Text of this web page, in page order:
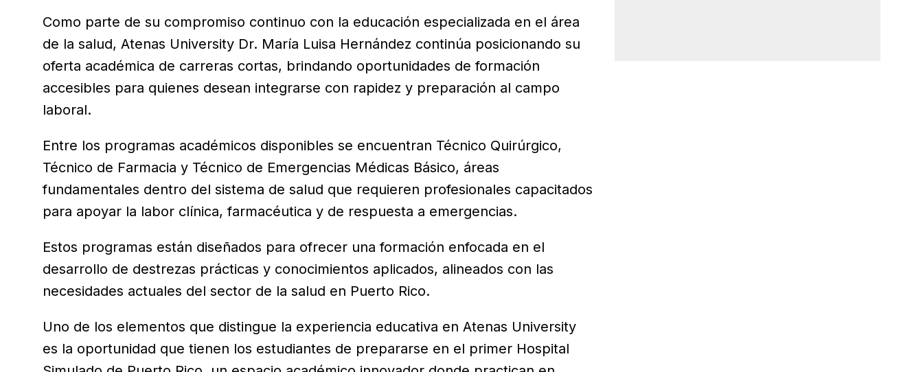
Como parte de su compromiso continuo con la educación especializada en el área
de la salud, Atenas University Dr. María Luisa Hernández continúa posicionando su
oferta académica de carreras cortas, brindando oportunidades de formación
accesibles para quienes desean integrarse con rapidez y preparación al campo
laboral.
Entre los programas académicos disponibles se encuentran Técnico Quirúrgico,
Técnico de Farmacia y Técnico de Emergencias Médicas Básico, áreas
fundamentales dentro del sistema de salud que requieren profesionales capacitados
para apoyar la labor clínica, farmacéutica y de respuesta a emergencias.
Estos programas están diseñados para ofrecer una formación enfocada en el
desarrollo de destrezas prácticas y conocimientos aplicados, alineados con las
necesidades actuales del sector de la salud en Puerto Rico.
Uno de los elementos que distingue la experiencia educativa en Atenas University
es la oportunidad que tienen los estudiantes de prepararse en el primer Hospital